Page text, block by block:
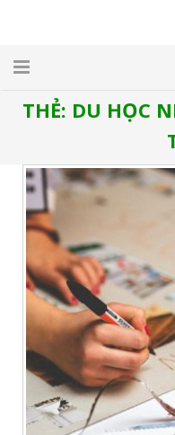
TRANG CHỦ
DU LỊCH
DU HỌC
VISA
APARTMENT & HOTEL
TUYỂN DỤNG
LIÊN HỆ
THẺ: DU HỌC